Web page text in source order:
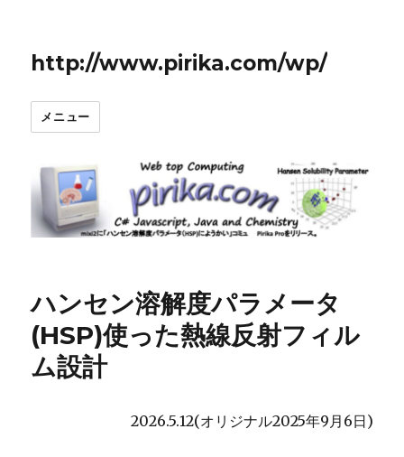
http://www.pirika.com/wp/
メニュー
ハンセン溶解度パラメータ
(HSP)使った熱線反射フィル
ム設計
2026.5.12(オリジナル2025年9月6日)